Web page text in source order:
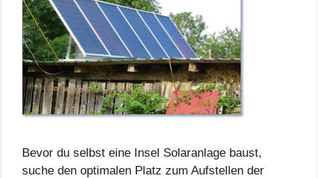
Bevor du selbst eine Insel Solaranlage baust,
suche den optimalen Platz zum Aufstellen der